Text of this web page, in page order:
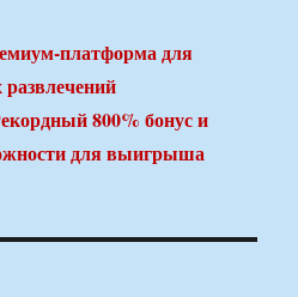
платформа для
800% бонус и
для выигрыша